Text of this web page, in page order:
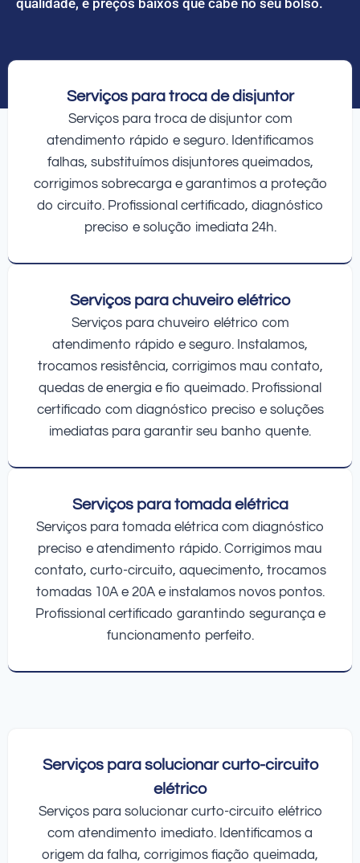
Serviços para troca de disjuntor
Serviços para troca de disjuntor com
atendimento rápido e seguro. Identificamos
falhas, substituímos disjuntores queimados,
corrigimos sobrecarga e garantimos a proteção
do circuito. Profissional certificado, diagnóstico
preciso e solução imediata 24h.
Serviços para chuveiro elétrico
Serviços para chuveiro elétrico com
atendimento rápido e seguro. Instalamos,
trocamos resistência, corrigimos mau contato,
quedas de energia e fio queimado. Profissional
certificado com diagnóstico preciso e soluções
imediatas para garantir seu banho quente.
Serviços para tomada elétrica
Serviços para tomada elétrica com diagnóstico
preciso e atendimento rápido. Corrigimos mau
contato, curto-circuito, aquecimento, trocamos
tomadas 10A e 20A e instalamos novos pontos.
Profissional certificado garantindo segurança e
funcionamento perfeito.
Serviços para solucionar curto-circuito
elétrico
Serviços para solucionar curto-circuito elétrico
com atendimento imediato. Identificamos a
origem da falha, corrigimos fiação queimada,